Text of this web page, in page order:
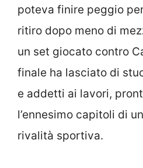
poteva finire peggio
ritiro dopo meno di
un set giocato contro
finale ha lasciato di
e addetti ai lavori,
l’ennesimo capitoli di
rivalità sportiva.